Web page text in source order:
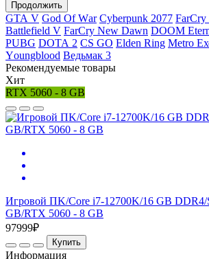
Продолжить
GТА V Gоd Оf Wаr Cyberpunk 2077 FаrСry
Ваttlеfiеld V FаrСry Nеw Dаwn DООМ
РUВG DОТА 2 СS GО Elden Ring Меtrо
Yоungblооd Ведьмак 3
Рекомендуемые товары
Хит
RTX 5060 - 8 GB
Игровой ПK/Core i7-12700K/16 GB
GB/RTX 5060 - 8 GB
97999₽
Купить
Информация